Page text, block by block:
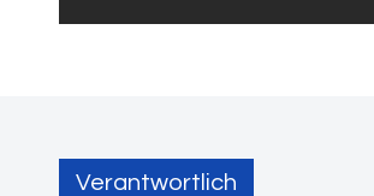
Verantwortlich